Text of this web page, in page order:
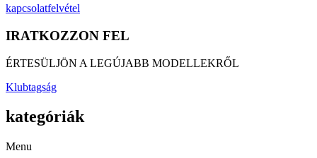
kapcsolatfelvétel
IRATKOZZON FEL
ÉRTESÜLJÖN A LEGÚJABB MODELLEKRŐL
Klubtagság
kategóriák
Menu